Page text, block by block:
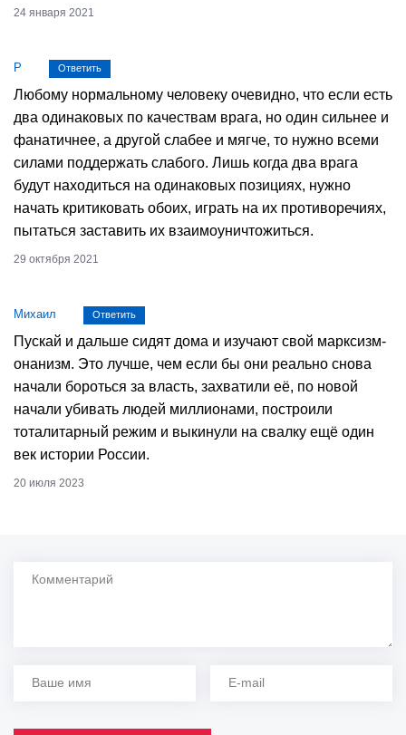
24 января 2021
Р Ответить
Любому нормальному человеку очевидно, что если есть
два одинаковых по качествам врага, но один сильнее и
фанатичнее, а другой слабее и мягче, то нужно всеми
силами поддержать слабого. Лишь когда два врага
будут находиться на одинаковых позициях, нужно
начать критиковать обоих, играть на их противоречиях,
пытаться заставить их взаимоуничтожиться.
29 октября 2021
Михаил Ответить
Пускай и дальше сидят дома и изучают свой марксизм-
онанизм. Это лучше, чем если бы они реально снова
начали бороться за власть, захватили её, по новой
начали убивать людей миллионами, построили
тоталитарный режим и выкинули на свалку ещё один
век истории России.
20 июля 2023